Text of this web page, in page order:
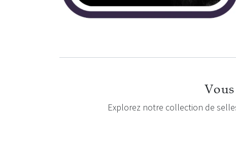
Explorez notre collection de